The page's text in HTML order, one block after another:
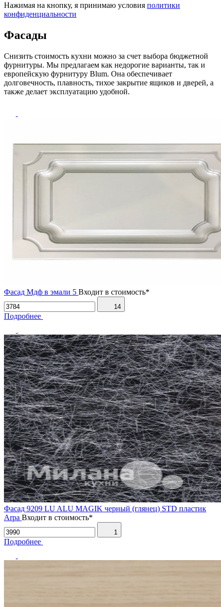
Нажимая на кнопку, я принимаю условия политики
конфиденциальности
Фасады
Снизить стоимость кухни можно за счет выбора бюджетной
фурнитуры. Мы предлагаем как недорогие варианты, так и
европейскую фурнитуру Blum. Она обеспечивает
долговечность, плавность, тихое закрытие ящиков и дверей, а
также делает эксплуатацию удобной.
Фасад Мдф в эмали 5 Входит в стоимость*
14
Подробнее
Фасад 9209 LU ALU MAGIK черный (глянец) STD пластик
Arpa Входит в стоимость*
1
Подробнее